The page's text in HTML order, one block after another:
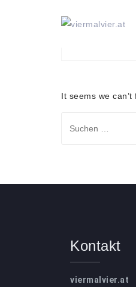
It seems we
Kontakt
viermalvier.at